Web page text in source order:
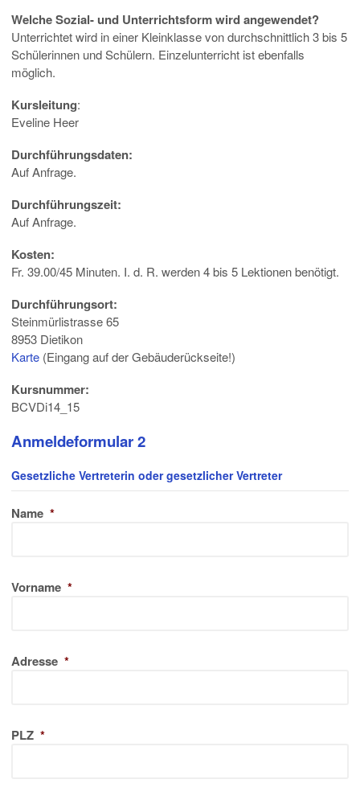
Welche Sozial- und Unterrichtsform wird angewendet?
Unterrichtet wird in einer Kleinklasse von durchschnittlich 3 bis 5
Schülerinnen und Schülern. Einzelunterricht ist ebenfalls
möglich.
Kursleitung:
Eveline Heer
Durchführungsdaten:
Auf Anfrage.
Durchführungszeit:
Auf Anfrage.
Kosten:
Fr. 39.00/45 Minuten. I. d. R. werden 4 bis 5 Lektionen benötigt.
Durchführungsort:
Steinmürlistrasse 65
8953 Dietikon
Karte (Eingang auf der Gebäuderückseite!)
Kursnummer:
BCVDi14_15
Anmeldeformular 2
Gesetzliche Vertreterin oder gesetzlicher Vertreter
Name *
Vorname *
Adresse *
PLZ *